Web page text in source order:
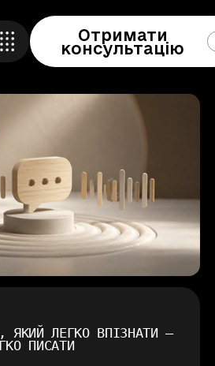
консультацію
Fedotov.design
🇬🇧
Отримати
консультацію
ЯКИЙ ЛЕГКО ВПІЗНАТИ —
ПИСАТИ